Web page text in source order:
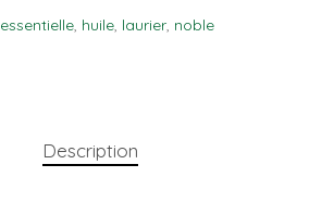
essentielle, huile, laurier, noble
Description